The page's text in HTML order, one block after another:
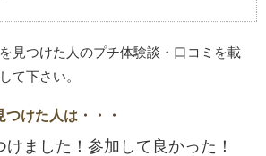
見つけた人のプチ体験談・口コミを載
て下さい。
けた人は・・・
ました！参加して良かった！